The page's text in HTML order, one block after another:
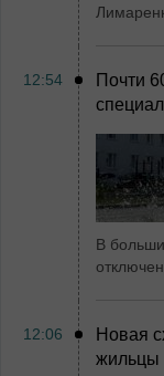
12:54
Почти
В
12:06
Новая
жильцы